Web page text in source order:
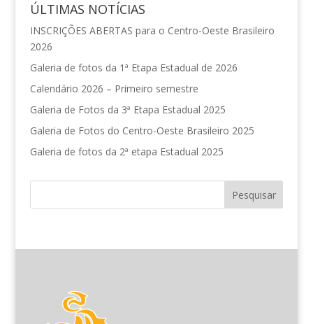
ÚLTIMAS NOTÍCIAS
INSCRIÇÕES ABERTAS para o Centro-Oeste Brasileiro
2026
Galeria de fotos da 1ª Etapa Estadual de 2026
Calendário 2026 – Primeiro semestre
Galeria de Fotos da 3ª Etapa Estadual 2025
Galeria de Fotos do Centro-Oeste Brasileiro 2025
Galeria de fotos da 2ª etapa Estadual 2025